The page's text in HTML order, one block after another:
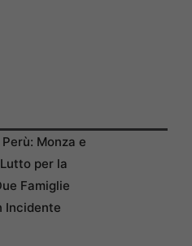
Monza e
per la
Famiglie
Incidente